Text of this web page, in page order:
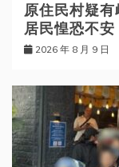
原住民村疑
居民惶恐不安
2026 年 8 月 9 日